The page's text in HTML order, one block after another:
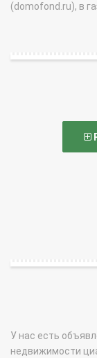
(domofond.ru), в
У нас есть
недвижимости